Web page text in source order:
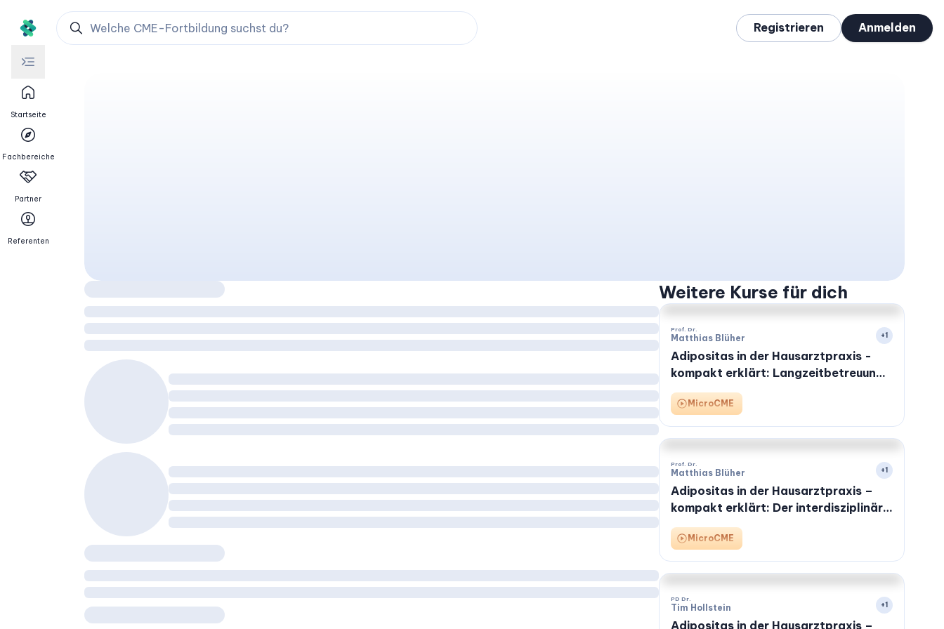
Startseite
Fachbereiche
Partner
Referenten
Registrieren Anmelden
Weitere Kurse für dich
Prof. Dr.
Matthias Blüher +1
Adipositas in der Hausarztpraxis -
kompakt erklärt: Langzeitbetreuung
und Fazit
MicroCME
Prof. Dr.
Matthias Blüher +1
Adipositas in der Hausarztpraxis –
kompakt erklärt: Der interdisziplinäre
Ansatz – Wann überweisen?
MicroCME
PD Dr.
Tim Hollstein +1
Adipositas in der Hausarztpraxis –